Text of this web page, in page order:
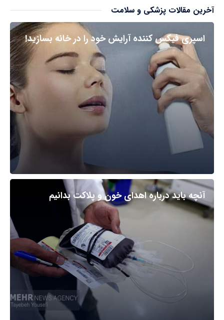
آخرین مقالات پزشکی و سلامت
اسپری فیکس کننده آرایش خود را در خانه بسازید!
آنچه باید درباره اهدای خون و پلاکت بدانیم